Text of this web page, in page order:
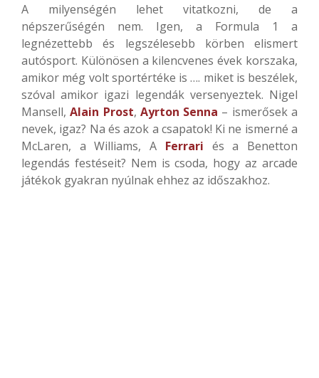
A milyenségén lehet vitatkozni, de a
népszerűségén nem. Igen, a Formula 1 a
legnézettebb és legszélesebb körben elismert
autósport. Különösen a kilencvenes évek korszaka,
amikor még volt sportértéke is …. miket is beszélek,
szóval amikor igazi legendák versenyeztek. Nigel
Mansell,Alain Prost, Ayrton Senna – ismerősek a
nevek, igaz? Na és azok a csapatok! Ki ne ismerné a
McLaren, a Williams, A Ferrari és a Benetton
legendás festéseit? Nem is csoda, hogy az arcade
játékok gyakran nyúlnak ehhez az időszakhoz.